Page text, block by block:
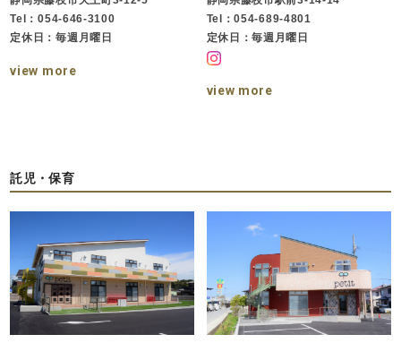
Tel：054-646-3100
定休日：毎週月曜日
view more
Tel：054-689-4801
定休日：毎週月曜日
view more
託児・保育